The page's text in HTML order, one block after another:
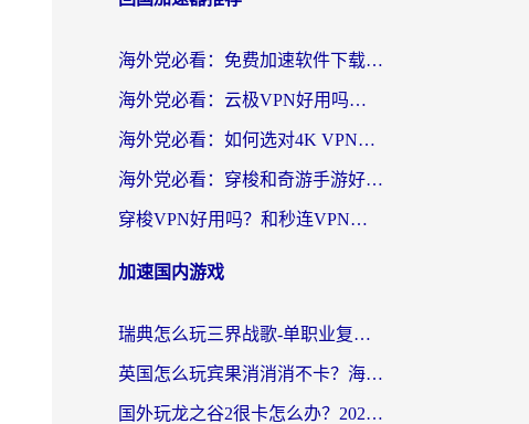
海外党必看：免费加速软件下载指南——无缝访问国内资源的正确打开方式
海外党必看：云极VPN好用吗？和旋风VPN对比哪个回国效果更好？附真实体验+选择攻略
海外党必看：如何选对4K VPN，无缝刷国内剧听网易云？
海外党必看：穿梭和奇游手游好用吗？3步选对回国加速器，流畅看CCTV5海外直播
穿梭VPN好用吗？和秒连VPN对比哪个回国效果更好？海外党亲测实用指南
加速国内游戏
瑞典怎么玩三界战歌-单职业复古传奇手游？海外党国服游戏加速终极指南
英国怎么玩宾果消消消不卡？海外党国服游戏加速终极攻略（附守望第九大陆解决办法）
国外玩龙之谷2很卡怎么办？2026海外党必看的国服游戏加速全攻略